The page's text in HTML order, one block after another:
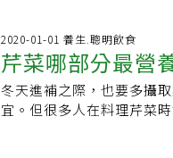
索，搜到的唯一一篇是去
Ingestion in a
的血壓變化）。一名 74
150/80。干預措施包括 6
間，對頸椎的受限節段進
於照顧微細末梢血管的功
症狀。守住記憶力茶飲準
1/2份製作與使用方式：按
沖泡，浸泡15分鐘後再飲
熱開水。迷迭香、鼠尾草
芹菜2支作法：1.買筆直的
出圓形的洞。2.白蘿蔔放
餡：將蝦仁洗淨去腸泥，
匙蠔油、薑末、鹽、白胡
挖出的圓洞塞進內餡，再
克。
過多醬汁，導致鈉含量及
今天介紹的三道「台式地
不再因化學添加物而麻痺
筍、蝦子、透抽等食材汆
的豌豆芽，以方便咀嚼。
2020-01-01 養生.聰明飲食
芹菜哪部分最營
扔了
冬天進補之際，也要多攝
宜。但很多人在料理芹菜